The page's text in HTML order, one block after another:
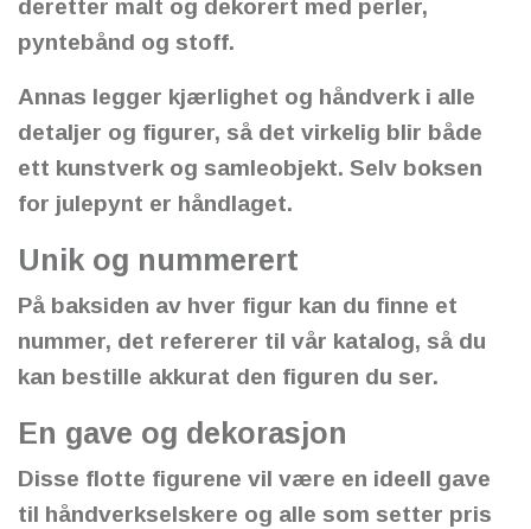
deretter malt og dekorert med perler,
pyntebånd og stoff.
Annas legger kjærlighet og håndverk i alle
detaljer og figurer, så det virkelig blir både
ett kunstverk og samleobjekt. Selv boksen
for julepynt er håndlaget.
Unik og nummerert
På baksiden av hver figur kan du finne et
nummer, det refererer til vår katalog, så du
kan bestille akkurat den figuren du ser.
En gave og dekorasjon
Disse flotte figurene vil være en ideell gave
til håndverkselskere og alle som setter pris